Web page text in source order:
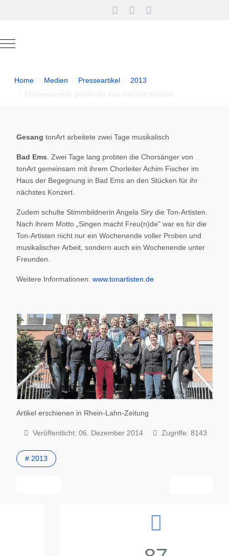
Mobile Menu Toggle
Home Medien Presseartikel
2013
Chorensemble probte für das nächste Konzert
Gesang tonArt arbeitete zwei Tage musikalisch
Bad Ems . Zwei Tage lang probten die Chorsänger von
tonArt gemeinsam mit ihrem Chorleiter Achim Fischer im
Haus der Begegnung in Bad Ems an den Stücken für ihr
nächstes Konzert.
Zudem schulte Stimmbildnerin Angela Siry die Ton-Artisten.
Nach ihrem Motto „Singen macht Freu(n)de" war es für die
Ton-Artisten nicht nur ein Wochenende voller Proben und
musikalischer Arbeit, sondern auch ein Wochenende unter
Freunden.
Weitere Informationen: www.tonartisten.de
Artikel erschienen in Rhein-Lahn-Zeitung
Veröffentlicht: 06. Dezember 2014 Zugriffe: 8143
# 2013